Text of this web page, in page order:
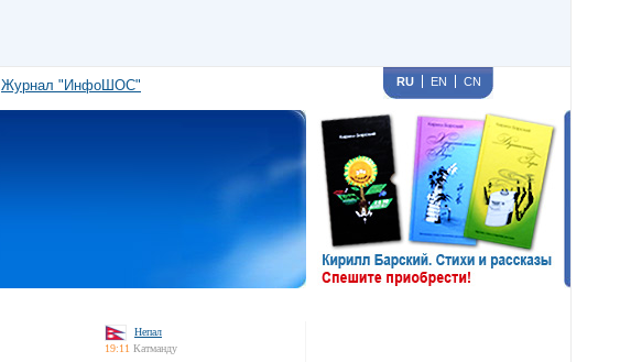
Журнал "ИнфоШОС" RU EN CN
Непал
19:11 Катманду